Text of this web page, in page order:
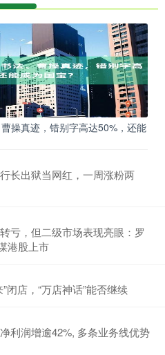
操真迹，错别字高达50%，还能
长出狱当网红，一周涨粉两
亏，但二级市场表现亮眼：罗
港股上市
闭店，“万店神话”能否继续
利润增逾42%, 多条业务线优势